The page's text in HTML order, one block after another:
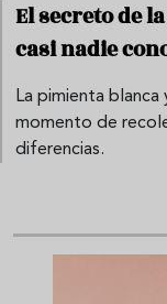
El secreto de
casi nadie
La pimienta blanca
momento de
diferencias.